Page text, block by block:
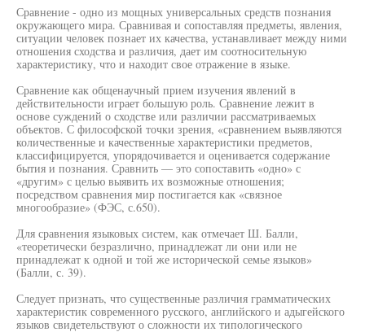
Сравнение - одно из мощных универсальных средств познания
окружающего мира. Сравнивая и сопоставляя предметы, явления,
ситуации человек познает их качества, устанавливает между ними
отношения сходства и различия, дает им соотносительную
характеристику, что и находит свое отражение в языке.
Сравнение как общенаучный прием изучения явлений в
действительности играет большую роль. Сравнение лежит в
основе суждений о сходстве или различии рассматриваемых
объектов. С философской точки зрения, «сравнением выявляются
количественные и качественные характеристики предметов,
классифицируется, упорядочивается и оценивается содержание
бытия и познания. Сравнить — это сопоставить «одно» с
«другим» с целью выявить их возможные отношения;
посредством сравнения мир постигается как «связное
многообразие» (ФЭС, с.650).
Для сравнения языковых систем, как отмечает Ш. Балли,
«теоретически безразлично, принадлежат ли они или не
принадлежат к одной и той же исторической семье языков»
(Балли, с. 39).
Следует признать, что существенные различия грамматических
характеристик современного русского, английского и адыгейского
языков свидетельствуют о сложности их типологического